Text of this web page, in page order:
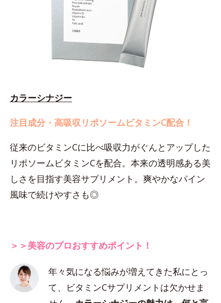
カラーシナジー
注目成分・高吸収リポソームビタミンC配合！
従来のビタミンCに比べ吸収力がぐんとアップした
リポソームビタミンCを配合。本来の透明感ある美
しさを目指す美容サプリメント。爽やかなパイン
風味で続けやすさも◎
＞＞美容のプロおすすめポイント！
年々気になる悩みが増えてきた私にとっ
て、ビタミンCサプリメントは欠かせま